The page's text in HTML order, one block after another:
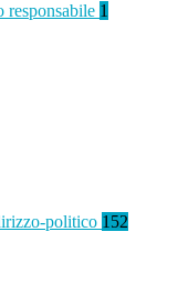
1
politico 152